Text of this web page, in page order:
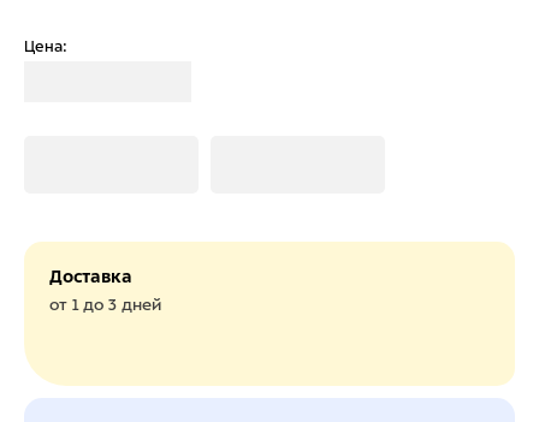
Цена:
Доставка
от 1 до 3 дней